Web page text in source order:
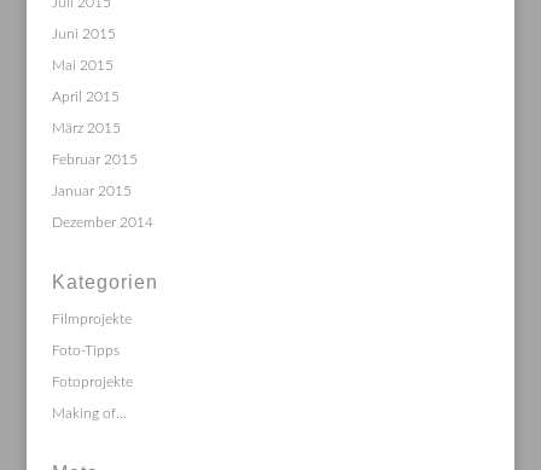
Juni 2015
Mai 2015
April 2015
März 2015
Februar 2015
Januar 2015
Dezember 2014
Kategorien
Filmprojekte
Foto-Tipps
Fotoprojekte
Making of…